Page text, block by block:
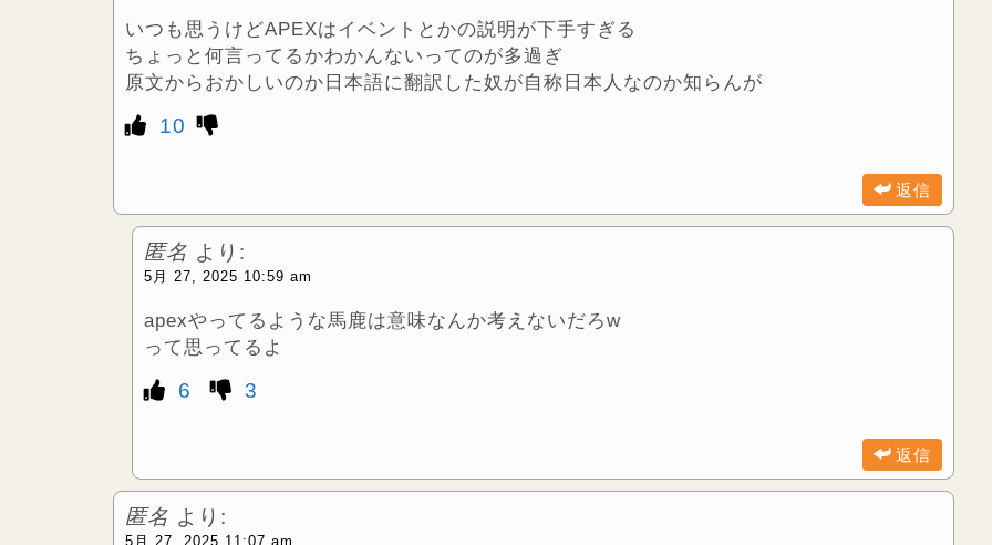
いつも思うけどAPEXはイベントとかの説明が下手すぎる
ちょっと何言ってるかわかんないってのが多過ぎ
原文からおかしいのか日本語に翻訳した奴が自称日本人なのか知らんが
10
返信
匿名 より:
5月 27, 2025 10:59 am
apexやってるような馬鹿は意味なんか考えないだろw
って思ってるよ
6 3
返信
匿名 より:
5月 27, 2025 11:07 am